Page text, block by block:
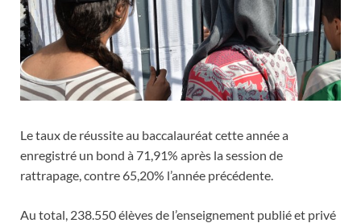
Le taux de réussite au baccalauréat cette année a
enregistré un bond à 71,91% après la session de
rattrapage, contre 65,20% l’année précédente.
Au total, 238.550 élèves de l’enseignement publié et privé